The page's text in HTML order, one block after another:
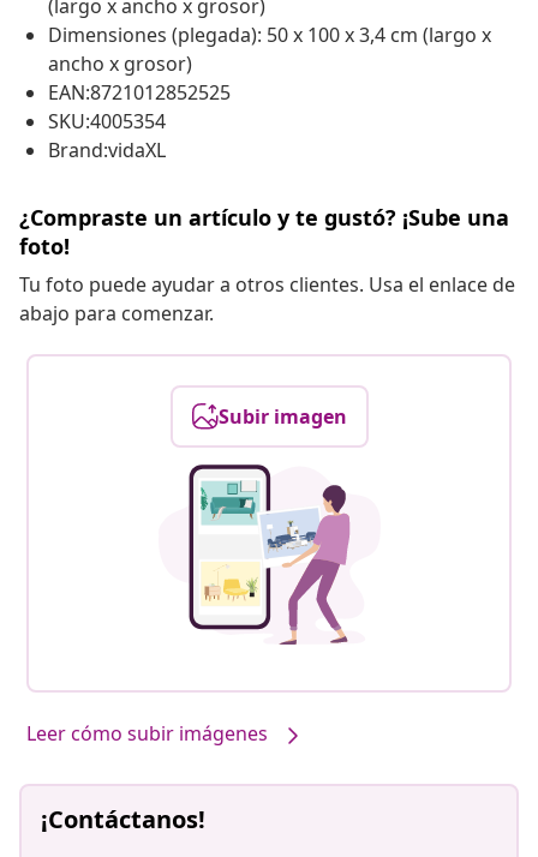
(largo x ancho x grosor)
Dimensiones (plegada): 50 x 100 x 3,4 cm (largo x
ancho x grosor)
EAN:8721012852525
SKU:4005354
Brand:vidaXL
¿Compraste un artículo y te gustó? ¡Sube una
foto!
Tu foto puede ayudar a otros clientes. Usa el enlace de
abajo para comenzar.
Subir imagen
Leer cómo subir imágenes
¡Contáctanos!